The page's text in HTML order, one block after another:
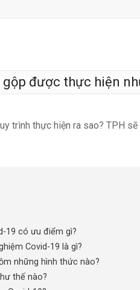
được thực hiện
trình thực hiện ra sao? TPH
19 có ưu điểm gì?
Covid-19 là gì?
những hình thức nào?
thế nào?